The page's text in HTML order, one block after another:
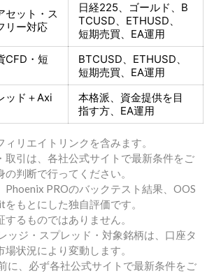
セット・ス
リー対応
日経225、ゴールド、 B
TCUSD、ETHUSD、
短期売買、EA運用
CFD・短
BTCUSD、ETHUSD、
短期売買、EA運用
ッド＋Axi
本格派、資金提供を目
指す方、EA運用
リエイトリンクを含みます。
引は、各社公式サイトで最新条件をご
判断で行ってください。
PROのバックテスト結果、OOS
もとにした独自評価です。
るものではありません。
ッジ・スプレッド・対象銘柄は、口座タ
状況により変動します。
に、必ず各社公式サイトで最新条件をご